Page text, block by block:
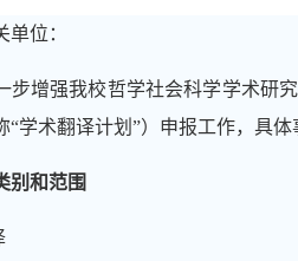
单位：
增强我校哲学社会科学学术研究
“学术翻译计划”）申报工作，具体
别和范围